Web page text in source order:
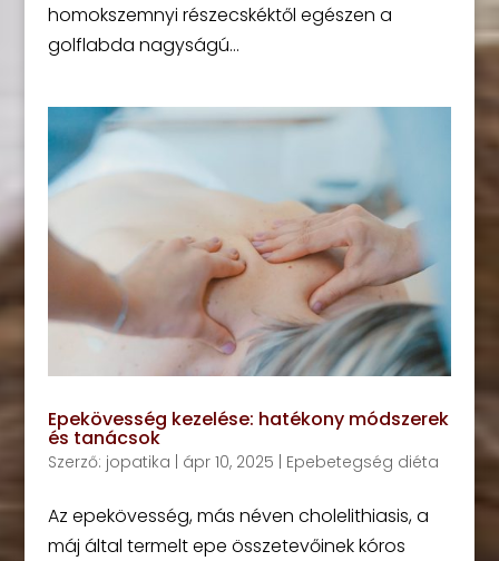
homokszemnyi részecskéktől egészen a
golflabda nagyságú...
Epekövesség kezelése: hatékony módszerek
és tanácsok
Szerző: jopatika | ápr 10, 2025 | Epebetegség diéta
Az epekövesség, más néven cholelithiasis, a
máj által termelt epe összetevőinek kóros